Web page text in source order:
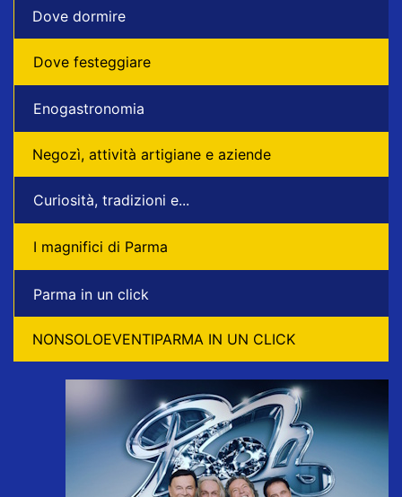
Dove dormire
Dove festeggiare
Enogastronomia
Negozì, attività artigiane e aziende
Curiosità, tradizioni e...
I magnifici di Parma
Parma in un click
NONSOLOEVENTIPARMA IN UN CLICK